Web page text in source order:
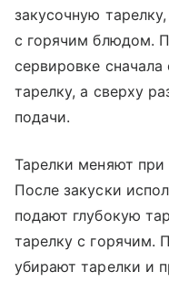
закусочную
с горячим блюдом.
сервировке
тарелку, а сверху
подачи.
Тарелки меняют
После закуски
подают глубокую
тарелку с горячим.
убирают тарелки и